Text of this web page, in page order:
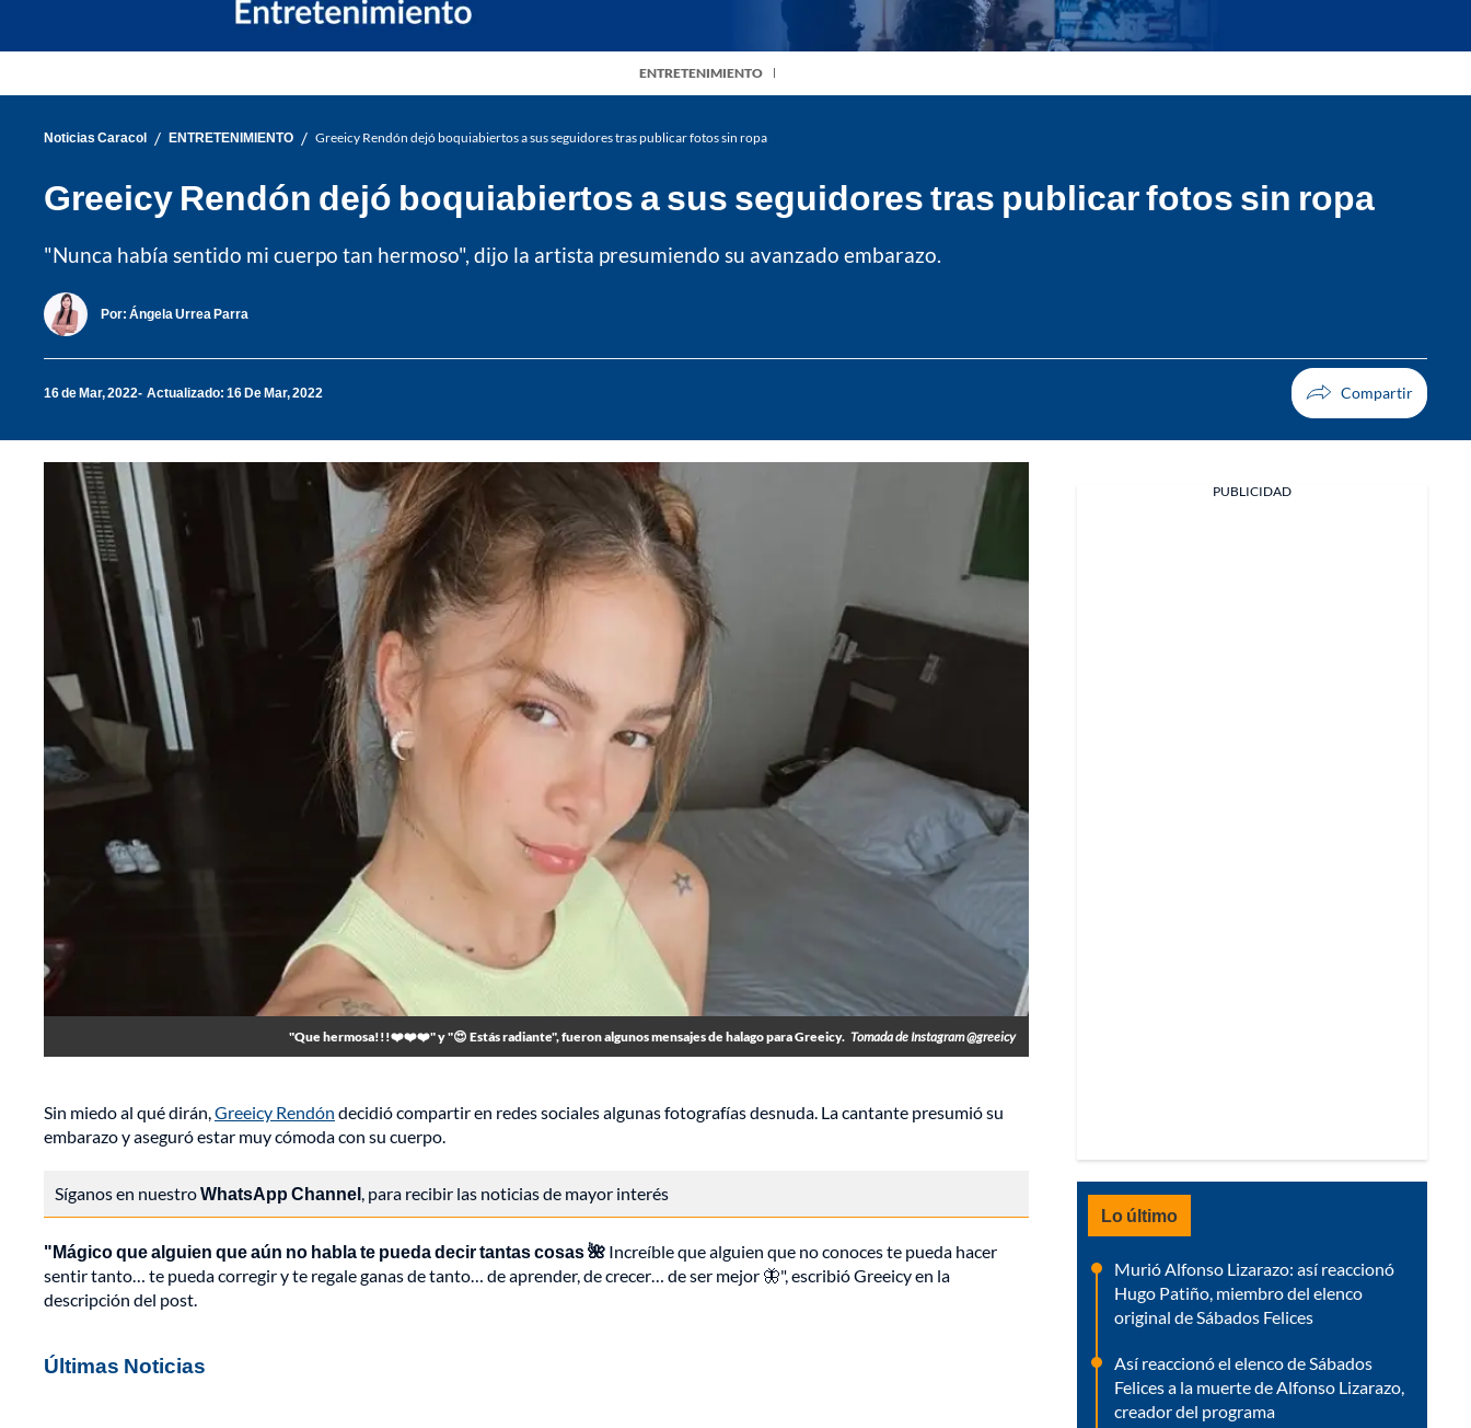
ENTRETENIMIENTO
Noticias Caracol / ENTRETENIMIENTO / Greeicy Rendón dejó boquiabiertos a sus seguidores tras publicar fotos sin ropa
Greeicy Rendón dejó boquiabiertos a sus seguidores tras publicar fotos sin ropa
"Nunca había sentido mi cuerpo tan hermoso", dijo la artista presumiendo su avanzado embarazo.
Por: Ángela Urrea Parra
16 de Mar, 2022 Actualizado: 16 De Mar, 2022
"Que hermosa!!!❤️❤️❤️" y "😍 Estás radiante", fueron algunos mensajes de halago para Greeicy. Tomada de Instagram @greeicy
Sin miedo al qué dirán,Greeicy Rendón decidió compartir en redes sociales algunas fotografías desnuda. La cantante presumió su
embarazo y aseguró estar muy cómoda con su cuerpo.
Síganos en nuestroWhatsApp Channel, para recibir las noticias de mayor interés
"Mágico que alguien que aún no habla te pueda decir tantas cosas 🌺 Increíble que alguien que no conoces te pueda hacer
sentir tanto… te pueda corregir y te regale ganas de tanto… de aprender, de crecer… de ser mejor 🦋", escribió Greeicy en la
descripción del post.
Últimas Noticias
PUBLICIDAD
Lo último
Murió Alfonso Lizarazo: así reaccionó
Hugo Patiño, miembro del elenco
original de Sábados Felices
Así reaccionó el elenco de Sábados
Felices a la muerte de Alfonso Lizarazo,
creador del programa